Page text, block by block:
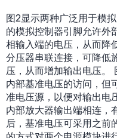
图2显示两种广泛用于模
的模拟控制器引脚允许外
相输入端的电压，从而降
分压器串联连接，可降低
压，从而增加输出电压。
内部基准电压的访问，但
准电压源，以便对输出电
内部放大器输出端相连，
后，基准电压可采用之前